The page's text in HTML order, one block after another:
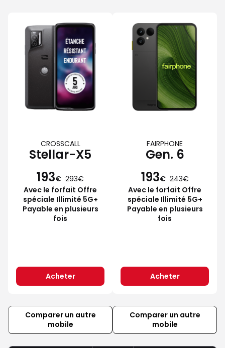
CROSSCALL
Stellar-X5
193€ 293
Avec le forfait Offre
spéciale Illimité 5G+
Payable en plusieurs
fois
Acheter
FAIRPHONE
Gen. 6
193€ 243
Avec le forfait Offre
spéciale Illimité 5G+
Payable en plusieurs
fois
Acheter
Comparer un autre
mobile
Comparer un autre
mobile